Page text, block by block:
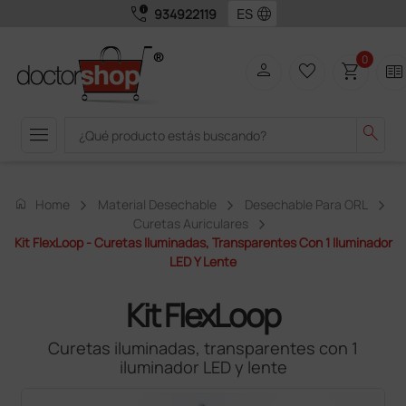
call_quality 934922119 language
menu search
person favorite_border shopping_cart0 two_pager
home Home Material Desechable
Desechable Para ORL
Curetas Auriculares
Kit FlexLoop - Curetas Iluminadas, Transparentes Con 1 Iluminador
LED Y Lente
Kit FlexLoop
Curetas iluminadas, transparentes con 1
iluminador LED y lente